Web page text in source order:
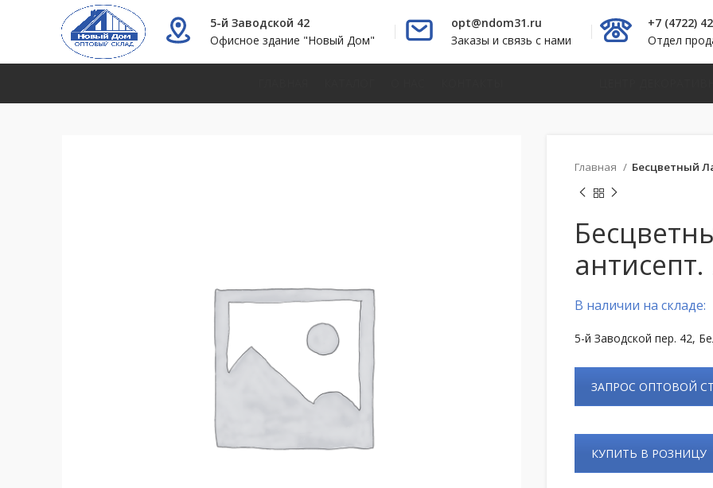
5-й Заводской 42
Офисное здание "Новый Дом"
opt@ndom31.ru
Заказы и связь с нами
+7 (4722)
Отдел
Главная Бесцветный
антисепт.
В наличии на складе:
5-й Заводской пер. 42,
ЗАПРОС ОПТОВОЙ
КУПИТЬ В РОЗНИЦУ